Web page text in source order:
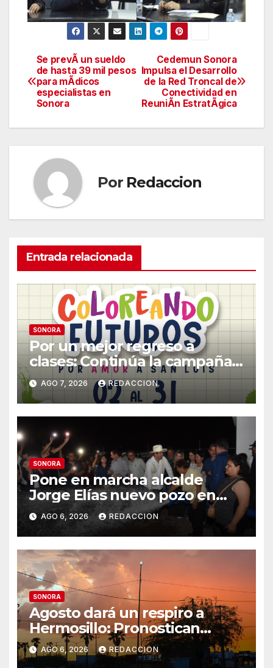
Navegación
de
Cedemun Sonora
Impulsa el Desarrollo
de la Red Troncal de
Conectividad en
ReuniÃn EstratÃgica
Se prevÃ un sueldo
de hasta 39 mil pesos
para mÃdicos
especialistas en
Sonora
Por Redaccion
Entrada relacionada
SONORA
Por un mejor regreso a
clases: Continúa la campaña
de recolección de útiles
«Coloreando Futuros»
AGO 7, 2026 REDACCION
SONORA
Pone en marcha alcalde
Jorge Elías nuevo pozo en
Tierra Blanca, Tesia:
Suministrará 20 litros por
segundo de agua potable
AGO 6, 2026 REDACCION
SONORA
Agosto dará un respiro a
Hermosillo: Pronostican
semana lluviosa y
temperaturas de hasta 34°C
AGO 6, 2026 REDACCION